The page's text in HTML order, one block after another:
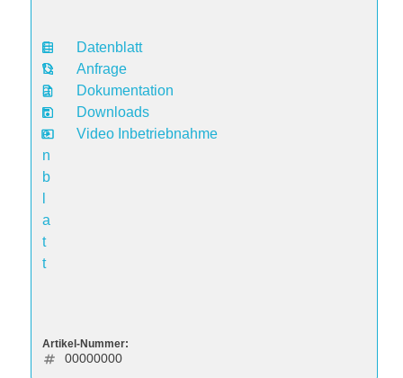
D
a
t
e
n
b
a
t
t
Datenblatt
Anfrage
Dokumentation
Downloads
Video Inbetriebnahme
Artikel-Nummer:
00000000